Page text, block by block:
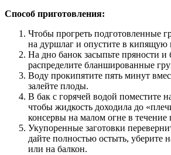
Способ приготовления:
Чтобы прогреть подготовленные
на дуршлаг и опустите в кипящую
На дно банок засыпьте пряности и
распределите бланшированные
Воду прокипятите пять минут
залейте плоды.
В бак с горячей водой поместите
чтобы жидкость доходила до
консервы на малом огне в течение
Укупоренные заготовки
дайте полностью остыть, уберите
или на балкон.